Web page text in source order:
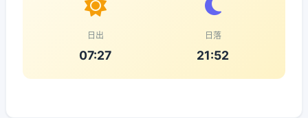
日出
07:27
日落
21:52